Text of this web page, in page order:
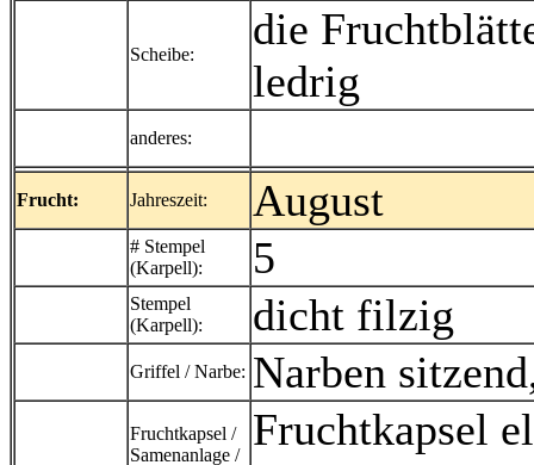
Scheibe:
die
ledrig
anderes:
Frucht: Jahreszeit: August
# Stempel
(Karpell):
5
Stempel
(Karpell):
dicht filzig
Griffel / Narbe: Narben
Fruchtkapsel /
Samenanlage /
Fruchtkapsel